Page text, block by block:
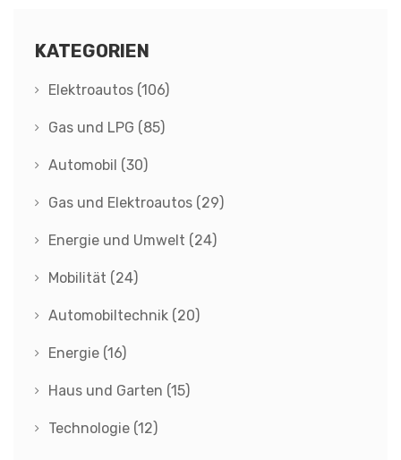
KATEGORIEN
Elektroautos (106)
Gas und LPG (85)
Automobil (30)
Gas und Elektroautos (29)
Energie und Umwelt (24)
Mobilität (24)
Automobiltechnik (20)
Energie (16)
Haus und Garten (15)
Technologie (12)